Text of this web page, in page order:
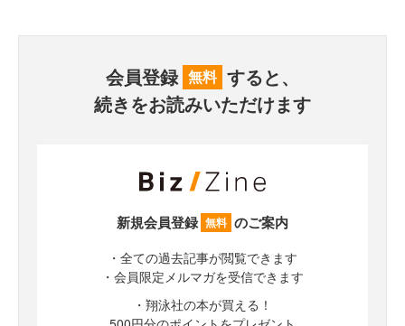
会員登録 無料 すると、
続きをお読みいただけます
新規会員登録 無料 のご案内
・全ての過去記事が閲覧できます
・会員限定メルマガを受信できます
・翔泳社の本が買える！